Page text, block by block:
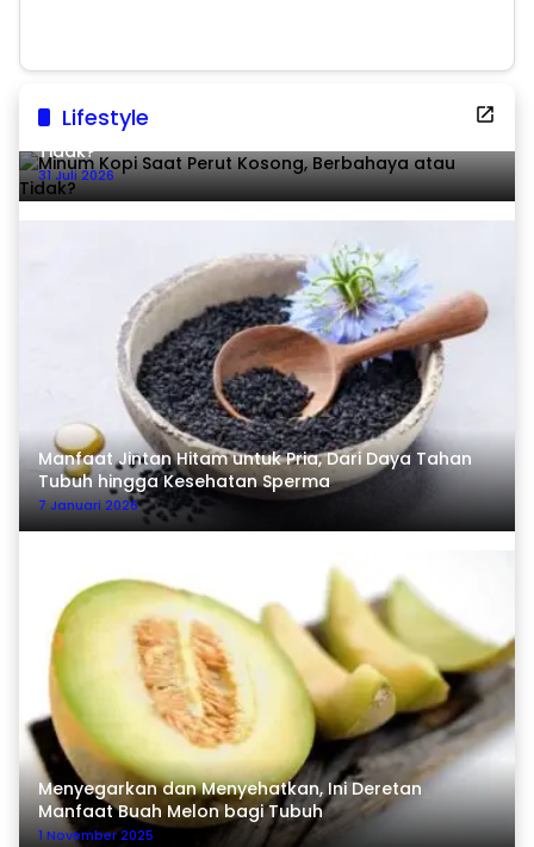
Lifestyle
Minum Kopi Saat Perut Kosong, Berbahaya atau
Tidak?
31 Juli 2026
Manfaat Jintan Hitam untuk Pria, Dari Daya Tahan
Tubuh hingga Kesehatan Sperma
7 Januari 2026
Menyegarkan dan Menyehatkan, Ini Deretan
Manfaat Buah Melon bagi Tubuh
1 November 2025